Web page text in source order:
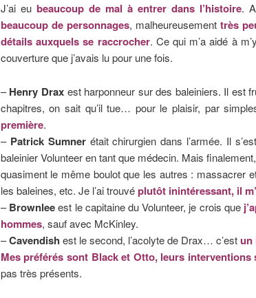
J’ai eubeaucoup de mal à entrer dans l’histoire.
beaucoup de personnages, malheureusement très
détails auxquels se raccrocher. Ce qui m’a aidé à
couverture que j’avais lu pour une fois.
–Henry Draxest harponneur sur des baleiniers. Il est
chapitres, on sait qu’il tue… pour le plaisir, par
première.
– Patrick Sumnerétait chirurgien dans l’armée. Il
baleinier Volunteer en tant que médecin. Mais
quasiment le même boulot que les autres : massacrer
les baleines, etc. Je l’ai trouvéplutôt inintéressant, il
–Brownleeest le capitaine du Volunteer, je crois que
hommes, sauf avec McKinley.
–Cavendish est le second, l’acolyte de Drax… c’estun
Mes préférés sont Black et Otto, leurs interventions
pas très présents.